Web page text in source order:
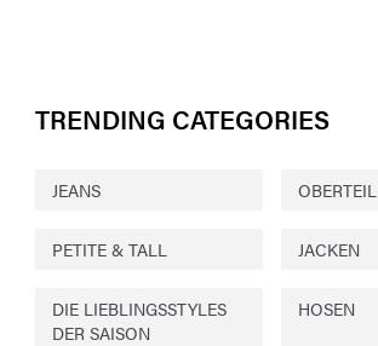
TRENDING CATEGORIES
JEANS
PETITE & TALL JACKEN
DIE LIEBLINGSSTYLES
DER SAISON
HOSEN